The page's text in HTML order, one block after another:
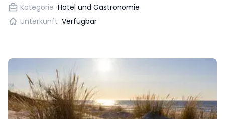
Kategorie Hotel und Gastronomie
Unterkunft Verfügbar